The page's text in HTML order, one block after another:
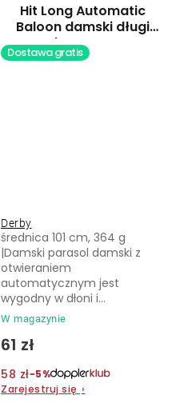
Hit Long Automatic
Baloon damski długi
parasol automatyczny
Dostawa gratis
Derby
W magazynie
61 zł
58 zł−5%
Zarejestruj się ›
średnica 101 cm, 364 g
|Damski parasol damski z
otwieraniem
automatycznym jest
wygodny w dłoni i...